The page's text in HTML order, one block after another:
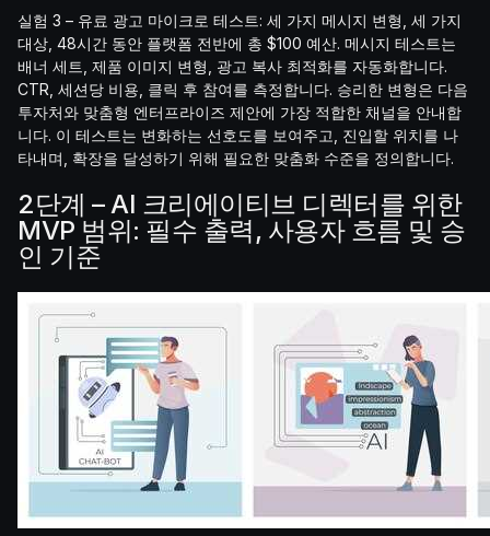
실험 3 – 유료 광고 마이크로 테스트: 세 가지 메시지 변형, 세 가지
대상, 48시간 동안 플랫폼 전반에 총 $100 예산. 메시지 테스트는
배너 세트, 제품 이미지 변형, 광고 복사 최적화를 자동화합니다.
CTR, 세션당 비용, 클릭 후 참여를 측정합니다. 승리한 변형은 다음
투자처와 맞춤형 엔터프라이즈 제안에 가장 적합한 채널을 안내합
니다. 이 테스트는 변화하는 선호도를 보여주고, 진입할 위치를 나
타내며, 확장을 달성하기 위해 필요한 맞춤화 수준을 정의합니다.
2단계 – AI 크리에이티브 디렉터를 위한
MVP 범위: 필수 출력, 사용자 흐름 및 승
인 기준